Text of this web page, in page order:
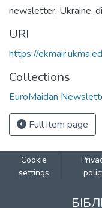
newsletter, Ukraine,
URI
https://
Collections
EuroMaidan
Full item page
Cookie
settings